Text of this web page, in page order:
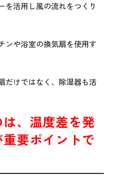
を活用し風の流れをつくり
ンや浴室の換気扇を使用す
だけではなく、除湿器も活
、温度差を発
要ポイントで